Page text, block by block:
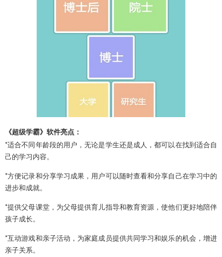
《超级学霸》软件亮点：
*适合不同年龄段的用户，无论是学生还是成人，都可以在找到适合自
己的学习内容。
*方便记录和分享学习成果，用户可以随时查看和分享自己在学习中的
进步和成就。
*提供父母课堂，为父母提供育儿指导和教育资源，使他们更好地陪伴
孩子成长。
*互动游戏和亲子活动，为家庭成员提供共同学习和娱乐的机会，增进
亲子关系。